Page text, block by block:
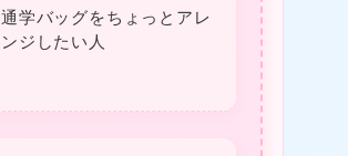
通学バッグをちょっとアレ
ンジしたい人